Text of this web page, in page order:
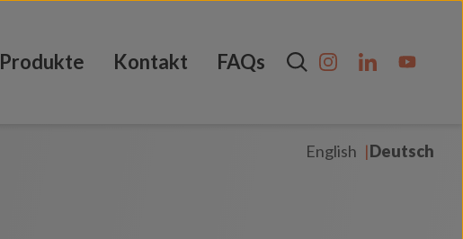
Produkte Kontakt FAQs
English Deutsch